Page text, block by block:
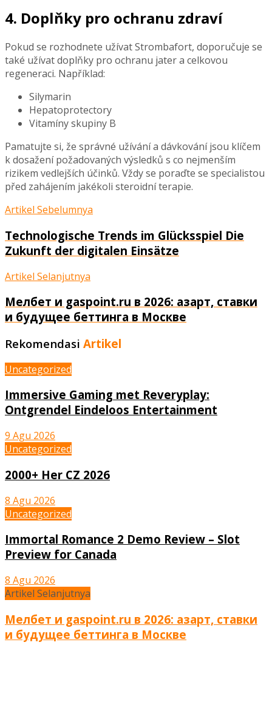
4. Doplňky pro ochranu zdraví
Pokud se rozhodnete užívat Strombafort, doporučuje se
také užívat doplňky pro ochranu jater a celkovou
regeneraci. Například:
Silymarin
Hepatoprotectory
Vitamíny skupiny B
Pamatujte si, že správné užívání a dávkování jsou klíčem
k dosažení požadovaných výsledků s co nejmenším
rizikem vedlejších účinků. Vždy se poraďte se specialistou
před zahájením jakékoli steroidní terapie.
Artikel Sebelumnya
Technologische Trends im Glücksspiel Die
Zukunft der digitalen Einsätze
Artikel Selanjutnya
Мелбет и gaspoint.ru в 2026: азарт, ставки
и будущее беттинга в Москве
Rekomendasi Artikel
Uncategorized
Immersive Gaming met Reveryplay:
Ontgrendel Eindeloos Entertainment
9 Agu 2026
Uncategorized
2000+ Her CZ 2026
8 Agu 2026
Uncategorized
Immortal Romance 2 Demo Review – Slot
Preview for Canada
8 Agu 2026
Artikel Selanjutnya
Мелбет и gaspoint.ru в 2026: азарт, ставки
и будущее беттинга в Москве